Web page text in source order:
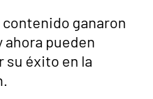
ganaron
ahora pueden
su éxito en la